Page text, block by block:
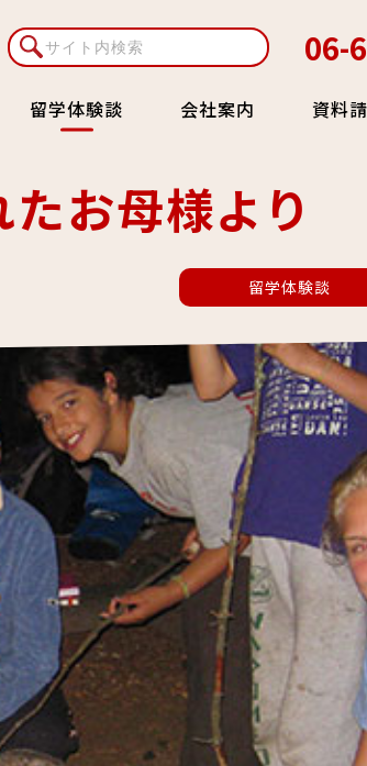
06-
会社案内 資料
お母様より
留学体験談